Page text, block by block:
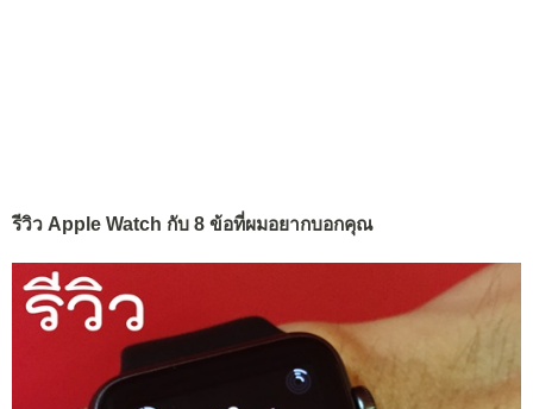
รีวิว Apple Watch กับ 8 ข้อที่ผมอยากบอกคุณ